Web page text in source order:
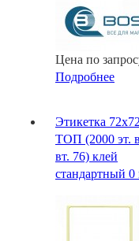
Цена по
Подробнее
Этикетка
ТОП (2000 эт.
вт. 76) клей
стандартный 0